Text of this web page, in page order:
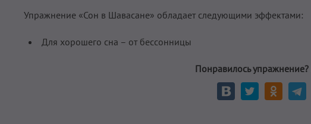
Упражнение «Сон в Шавасане» обладает следующими эффектами:
Для хорошего сна – от бессонницы
Понравилось упражнение?